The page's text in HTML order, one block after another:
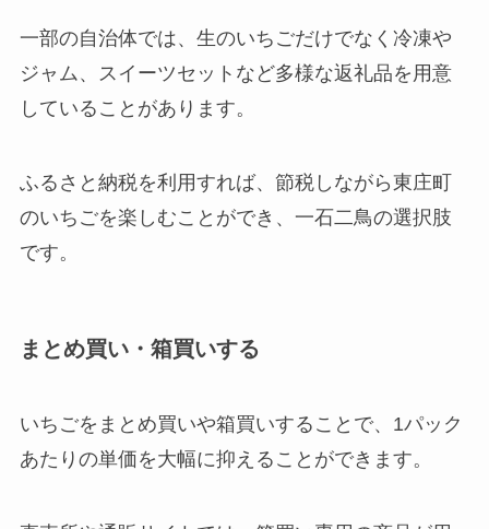
一部の自治体では、生のいちごだけでなく冷凍や
ジャム、スイーツセットなど多様な返礼品を用意
していることがあります。
ふるさと納税を利用すれば、節税しながら東庄町
のいちごを楽しむことができ、一石二鳥の選択肢
です。
まとめ買い・箱買いする
いちごをまとめ買いや箱買いすることで、1パック
あたりの単価を大幅に抑えることができます。